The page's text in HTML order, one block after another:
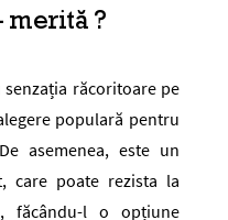
merită ?
răcoritoare pe
populară pentru
asemenea, este un
care poate rezista la
făcându-l o opțiune